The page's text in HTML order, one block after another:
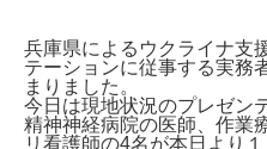
兵庫県によるウクライナ支
テーションに従事する実務
まりました。
今日は現地状況のプレゼン
精神神経病院の医師、作業
リ看護師の4名が本日より